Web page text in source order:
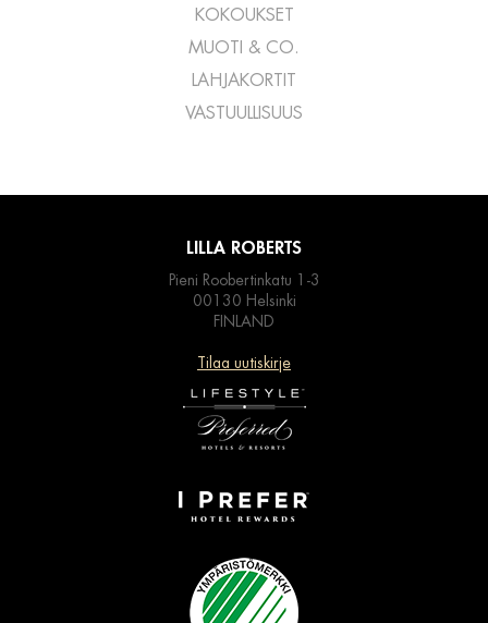
KOKOUKSET
MUOTI & CO.
LAHJAKORTIT
VASTUULLISUUS
LILLA ROBERTS
Pieni Roobertinkatu 1-3
00130 Helsinki
FINLAND
Tilaa uutiskirje